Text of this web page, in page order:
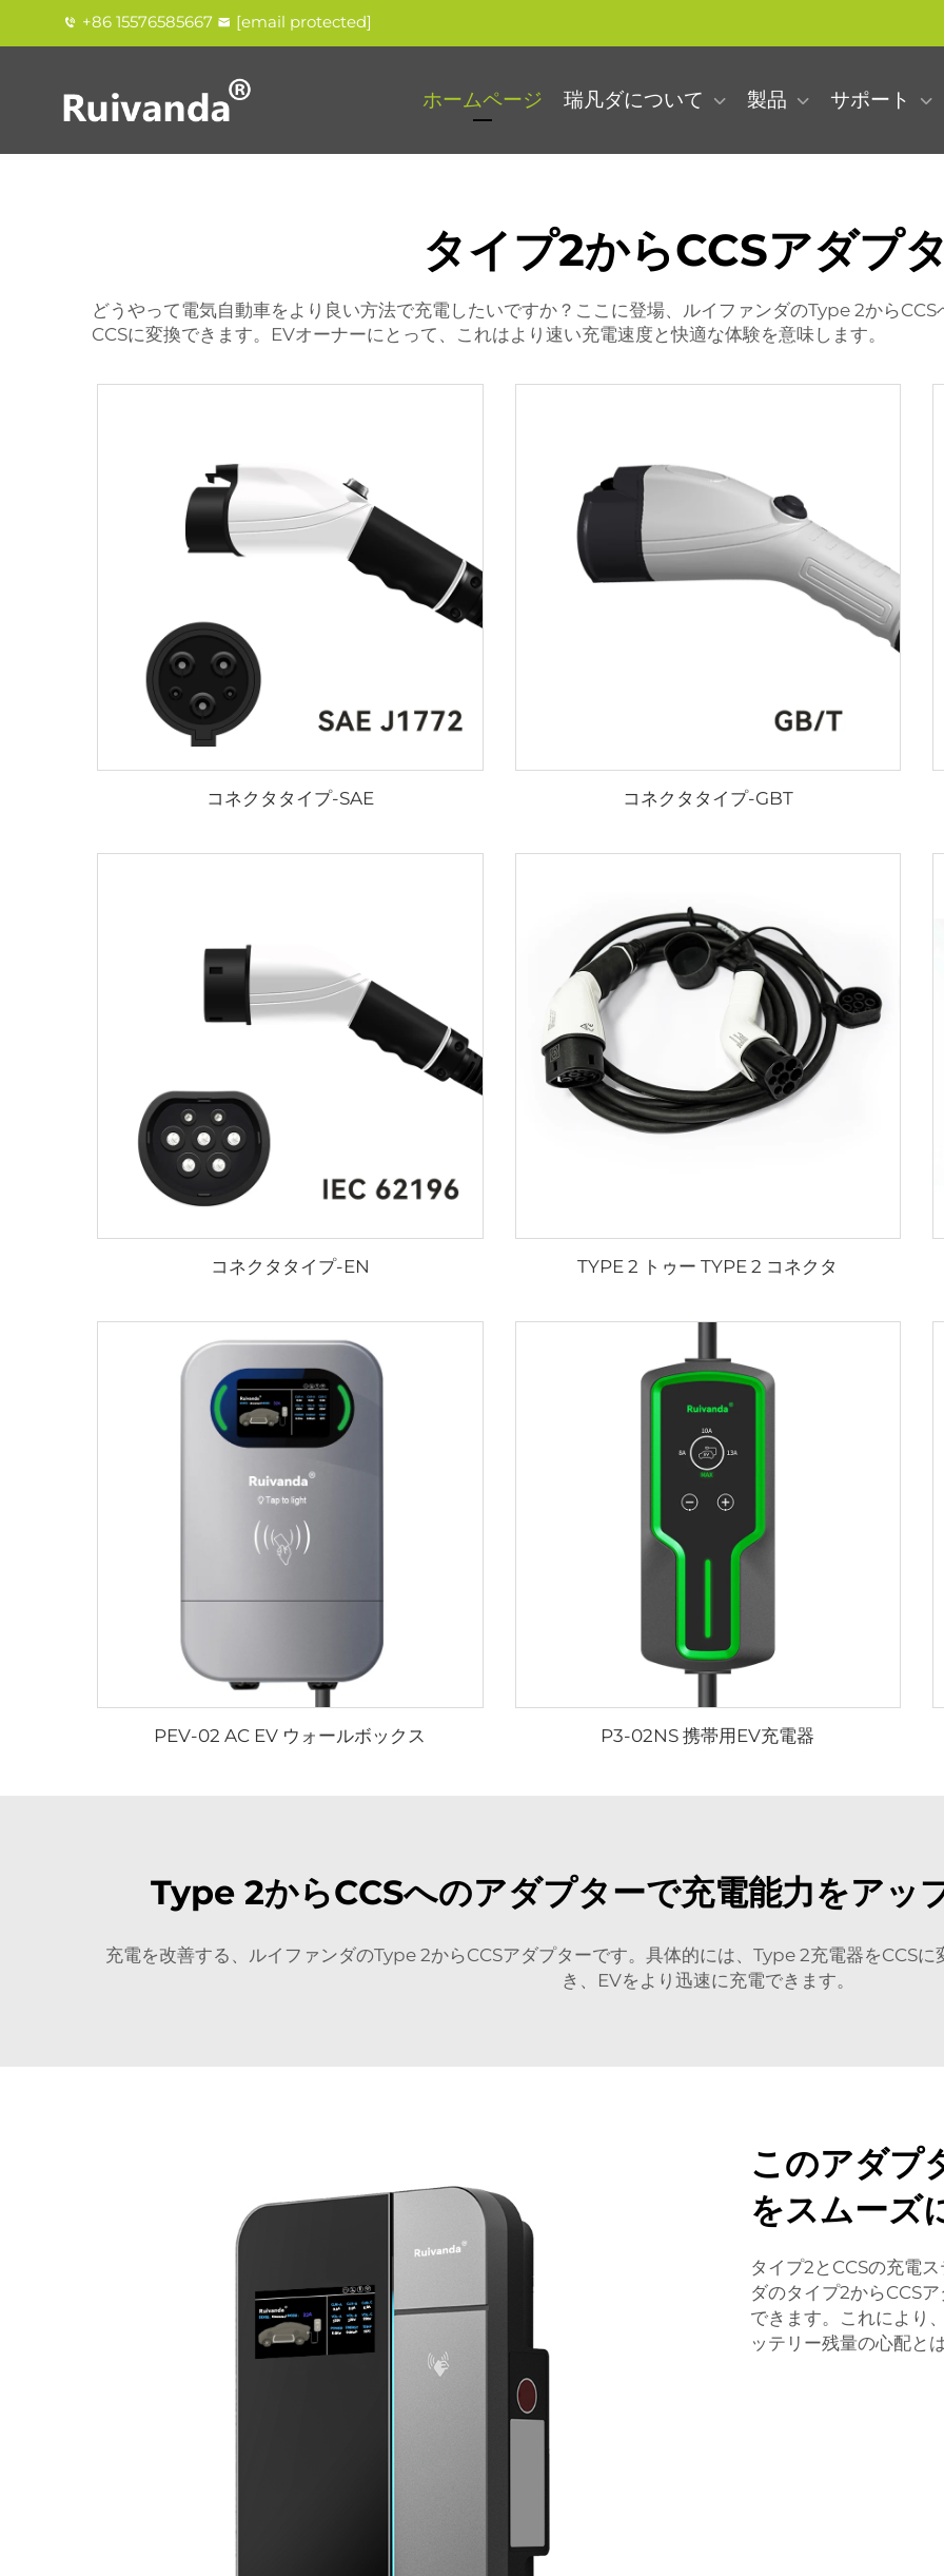
+86 15576585667 [email protected]
ホームページ 瑞凡ダについて 製品 サポート
タイプ2からCCSアダプ
どうやって電気自動車をより良い方法で充電したいですか？ここに登場、ルイファンダのType 2から
CCSに変換できます。EVオーナーにとって、これはより速い充電速度と快適な体験を意味します。
コネクタタイプ-SAE コネクタタイプ-GBT
コネクタタイプ-EN TYPE 2 トゥー TYPE 2 コネクタ
PEV-02 AC EV ウォールボックス P3-02NS 携帯用EV充電器
Type 2からCCSへのアダプターで充電能力をアッ
充電を改善する、ルイファンダのType 2からCCSアダプターです。具体的には、Type 2充電器をCCS
き、EVをより迅速に充電できます。
このアダプ
をスムーズ
タイプ2とCCSの充電
ダのタイプ2からCCS
できます。これにより
ッテリー残量の心配と